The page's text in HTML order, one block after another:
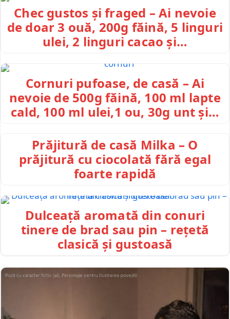
Chec gustos și fraged – Ai nevoie
de doar 3 ouă, 200g făină, 5 linguri
ulei, 2 linguri cacao și…
Cornuri pufoase, de casă – Ai
nevoie de 500g făină, 100 ml lapte
cald, 100 ml ulei,1 ou, 30g unt și…
Prăjitură de casă Milka – O
prăjitură cu ciocolată fără egal
foarte rapidă
Dulceață aromată din conuri
tinere de brad sau pin – rețetă
clasică și gustoasă